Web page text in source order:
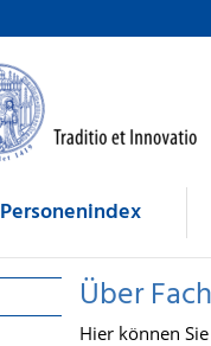
Personenindex
Über
Hier können